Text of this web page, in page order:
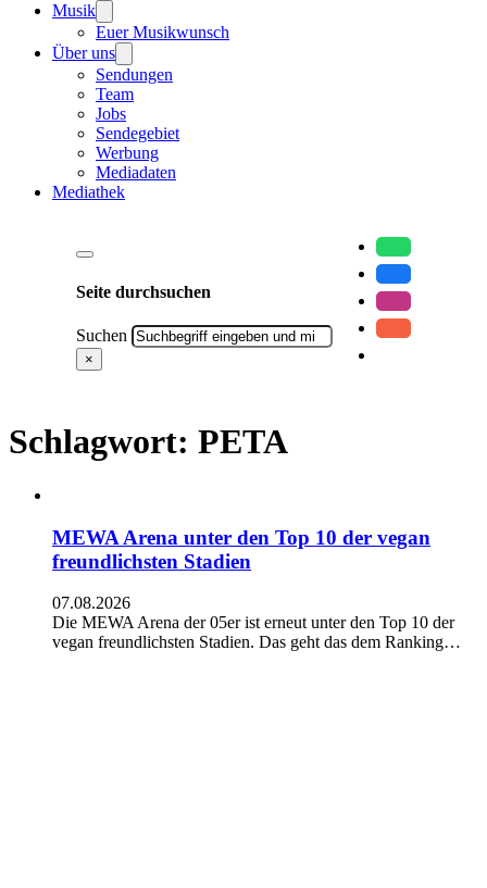
Musik
Euer Musikwunsch
Über uns
Sendungen
Team
Jobs
Sendegebiet
Werbung
Mediadaten
Mediathek
Seite durchsuchen
Suchen
×
Schlagwort: PETA
MEWA Arena unter den Top 10 der vegan
freundlichsten Stadien
07.08.2026
Die MEWA Arena der 05er ist erneut unter den Top 10 der
vegan freundlichsten Stadien. Das geht das dem Ranking…